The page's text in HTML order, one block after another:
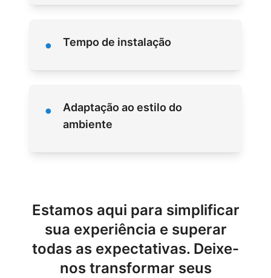
• Tempo de instalação
•
Adaptação ao estilo do
ambiente
Estamos aqui para simplificar
sua experiência e superar
todas as expectativas. Deixe-
nos transformar seus